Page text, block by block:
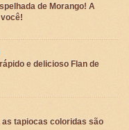
de Morango! A
e delicioso Flan de
tapiocas coloridas são